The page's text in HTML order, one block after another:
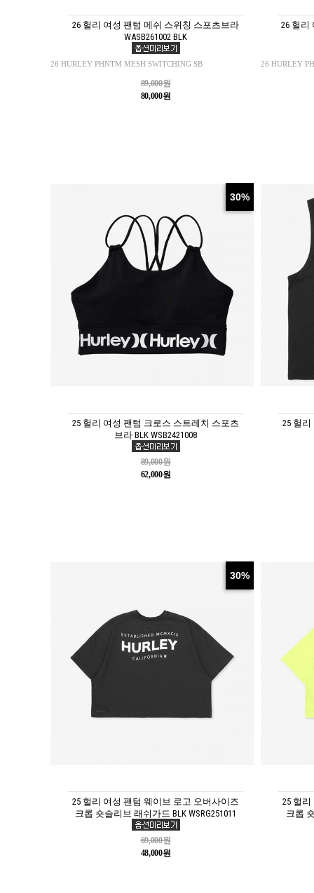
26 헐리 여성 팬텀 메쉬 스위칭 스포츠브라
WASB261002 BLK
26 HURLEY PHNTM MESH SWITCHING SB
89,000원
80,000원
26 헐리
26 HURLEY
30%
25 헐리 여성 팬텀 크로스 스트레치 스포츠
브라 BLK WSB2421008
89,000원
62,000원
25 헐
30%
25 헐리 여성 팬텀 웨이브 로고 오버사이즈
크롭 숏슬리브 래쉬가드 BLK WSRG251011
69,000원
48,000원
25 헐
크롭